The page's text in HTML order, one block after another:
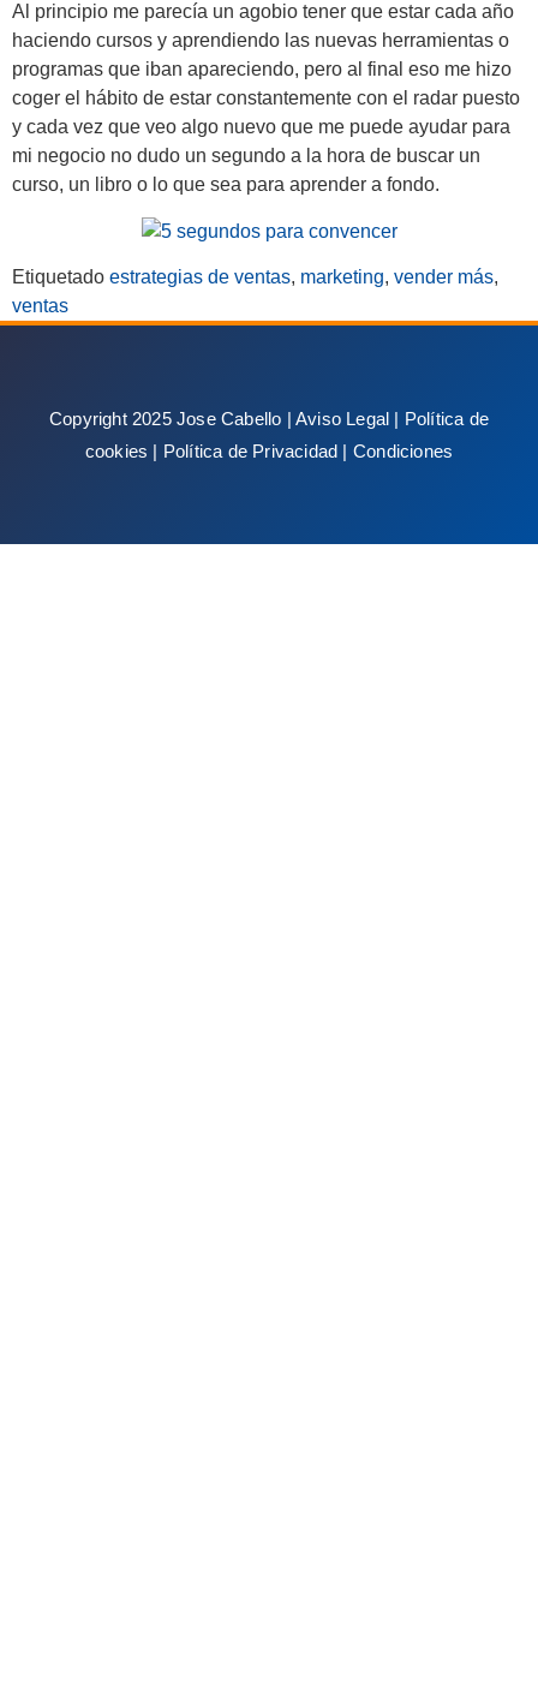
Al principio me parecía un agobio tener que estar cada año
haciendo cursos y aprendiendo las nuevas herramientas o
programas que iban apareciendo, pero al final eso me hizo
coger el hábito de estar constantemente con el radar puesto
y cada vez que veo algo nuevo que me puede ayudar para
mi negocio no dudo un segundo a la hora de buscar un
curso, un libro o lo que sea para aprender a fondo.
Etiquetado estrategias de ventas, marketing, vender más,
ventas
Copyright 2025 Jose Cabello | Aviso Legal | Política de
cookies | Política de Privacidad | Condiciones